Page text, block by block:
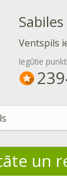
Ventspils
Iegūtie
un